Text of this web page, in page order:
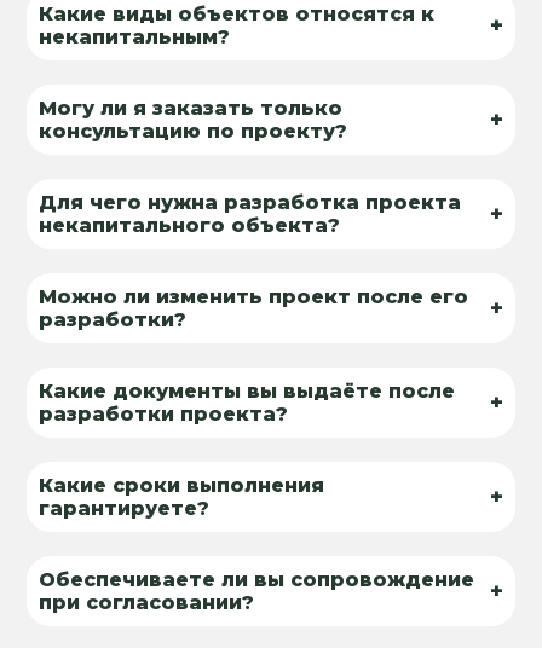
Какие виды объектов относятся к
некапитальным?
+
Могу ли я заказать только
консультацию по проекту?
+
Для чего нужна разработка проекта
некапитального объекта?
+
Можно ли изменить проект после его
разработки?
+
Какие документы вы выдаёте после
разработки проекта?
+
Какие сроки выполнения
гарантируете?
+
Обеспечиваете ли вы сопровождение
при согласовании?
+